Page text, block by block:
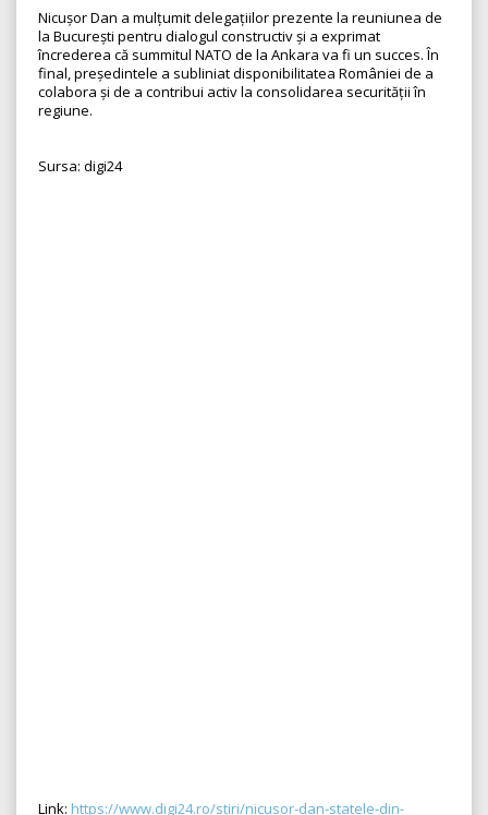
Nicușor Dan a mulțumit delegațiilor prezente la reuniunea de
la București pentru dialogul constructiv și a exprimat
încrederea că summitul NATO de la Ankara va fi un succes. În
final, președintele a subliniat disponibilitatea României de a
colabora și de a contribui activ la consolidarea securității în
regiune.
Sursa: digi24
Link: https://www.digi24.ro/stiri/nicusor-dan-statele-din-